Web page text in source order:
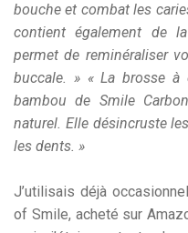
bouche et combat les
contient également de
permet de reminéraliser
buccale. » « La brosse
bambou de Smile
naturel. Elle désincruste
les dents. »
J’utilisais déjà
of Smile, acheté sur